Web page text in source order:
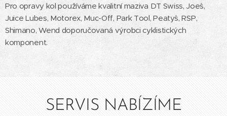
Pro opravy kol používáme kvalitní maziva DT Swiss, Joe´s,
Juice Lubes, Motorex, Muc-Off, Park Tool, Peaty´s, RSP,
Shimano, Wend doporučovaná výrobci cyklistických
komponent.
SERVIS NABÍZÍME